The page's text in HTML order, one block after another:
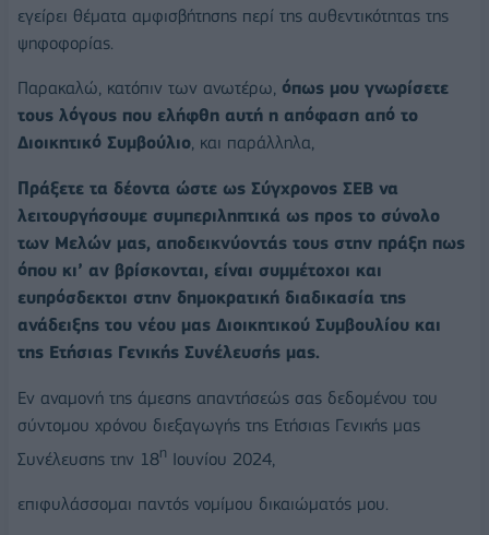
εγείρει θέματα αμφισβήτησης περί της αυθεντικότητας της
ψηφοφορίας.
Παρακαλώ, κατόπιν των ανωτέρω, όπως μου γνωρίσετε
τους λόγους που ελήφθη αυτή η απόφαση από το
Διοικητικό Συμβούλιο, και παράλληλα,
Πράξετε τα δέοντα ώστε ως Σύγχρονος ΣΕΒ να
λειτουργήσουμε συμπεριληπτικά ως προς το σύνολο
των Μελών μας, αποδεικνύοντάς τους στην πράξη πως
όπου κι’ αν βρίσκονται, είναι συμμέτοχοι και
ευπρόσδεκτοι στην δημοκρατική διαδικασία της
ανάδειξης του νέου μας Διοικητικού Συμβουλίου και
της Ετήσιας Γενικής Συνέλευσής μας.
Εν αναμονή της άμεσης απαντήσεώς σας δεδομένου του
σύντομου χρόνου διεξαγωγής της Ετήσιας Γενικής μας
Συνέλευσης την 18η Ιουνίου 2024,
επιφυλάσσομαι παντός νομίμου δικαιώματός μου.